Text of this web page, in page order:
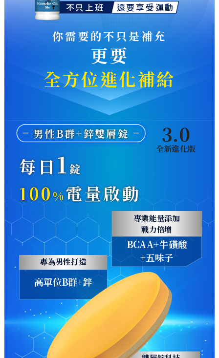
不只上班
還要享受運動
你需要的不只是補充
更要
全方位進化補給
男性B群+鋅雙層錠 3.0
全新進化版
每日1錠
100%電量啟動
專業能量添加
戰力倍增
BCAA+牛磺酸
+五味子
專為男性打造
高單位B群+鋅